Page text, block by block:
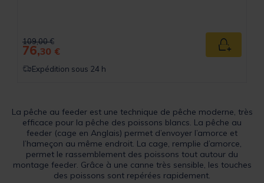
Price reduced from
109,00 €to
76,30 € Ajouter
Expédition sous 24 h
La pêche au feeder est une technique de pêche moderne, très
efficace pour la pêche des poissons blancs. La pêche au
feeder (cage en Anglais) permet d’envoyer l’amorce et
l’hameçon au même endroit. La cage, remplie d’amorce,
permet le rassemblement des poissons tout autour du
montage feeder. Grâce à une canne très sensible, les touches
des poissons sont repérées rapidement.